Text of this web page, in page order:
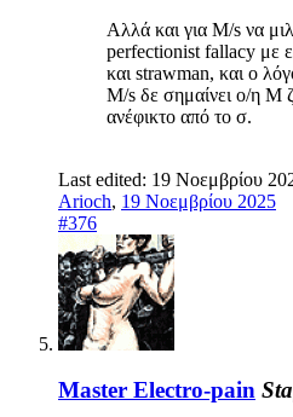
Αλλά και για M/s να
perfectionist fallacy με
και strawman, και ο
M/s δε σημαίνει ο/η M
ανέφικτο από το σ.
Last edited: 19 Νοεμβρίου
Arioch, 19 Νοεμβρίου 2025
#376
Master Electro-pain